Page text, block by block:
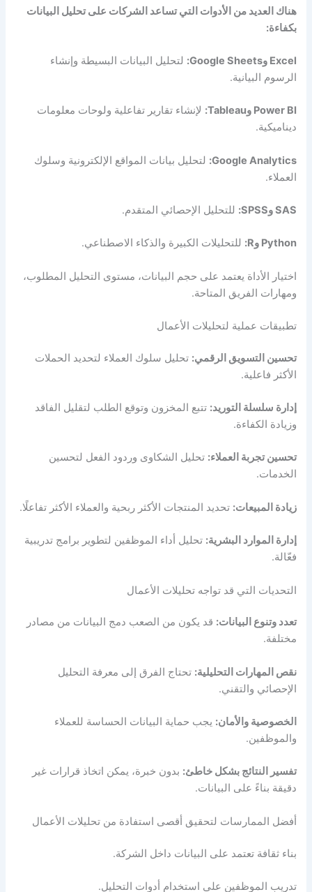
هناك العديد من الأدوات التي تساعد الشركات على تحليل البيانات
بكفاءة:
Excel وGoogle Sheets:
لتحليل البيانات البسيطة وإنشاء
الرسوم البيانية.
Power BI وTableau:
لإنشاء تقارير تفاعلية ولوحات معلومات
ديناميكية.
Google Analytics: لتحليل بيانات المواقع الإلكترونية وسلوك
العملاء.
SAS وSPSS: للتحليل الإحصائي المتقدم.
Python وR: للتحليلات الكبيرة والذكاء الاصطناعي.
اختيار الأداة يعتمد على حجم البيانات، مستوى التحليل المطلوب،
ومهارات الفريق المتاحة.
تطبيقات عملية لتحليلات الأعمال
تحسين التسويق الرقمي: تحليل سلوك العملاء لتحديد الحملات
الأكثر فاعلية.
إدارة سلسلة التوريد: تتبع المخزون وتوقع الطلب لتقليل الفاقد
وزيادة الكفاءة.
تحسين تجربة العملاء: تحليل الشكاوى وردود الفعل لتحسين
الخدمات.
زيادة المبيعات: تحديد المنتجات الأكثر ربحية والعملاء الأكثر تفاعلًا.
إدارة الموارد البشرية: تحليل أداء الموظفين لتطوير برامج تدريبية
فعّالة.
التحديات التي قد تواجه تحليلات الأعمال
تعدد وتنوع البيانات: قد يكون من الصعب دمج البيانات من مصادر
مختلفة.
نقص المهارات التحليلية: تحتاج الفرق إلى معرفة التحليل
الإحصائي والتقني.
الخصوصية والأمان: يجب حماية البيانات الحساسة للعملاء
والموظفين.
تفسير النتائج بشكل خاطئ: بدون خبرة، يمكن اتخاذ قرارات غير
دقيقة بناءً على البيانات.
أفضل الممارسات لتحقيق أقصى استفادة من تحليلات الأعمال
بناء ثقافة تعتمد على البيانات داخل الشركة.
تدريب الموظفين على استخدام أدوات التحليل.